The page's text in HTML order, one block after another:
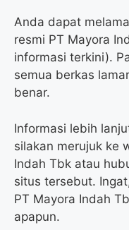
Anda dapat
resmi PT Mayora
informasi terkini).
semua berkas
benar.
Informasi lebih
silakan merujuk ke
Indah Tbk atau
situs tersebut.
PT Mayora Indah
apapun.